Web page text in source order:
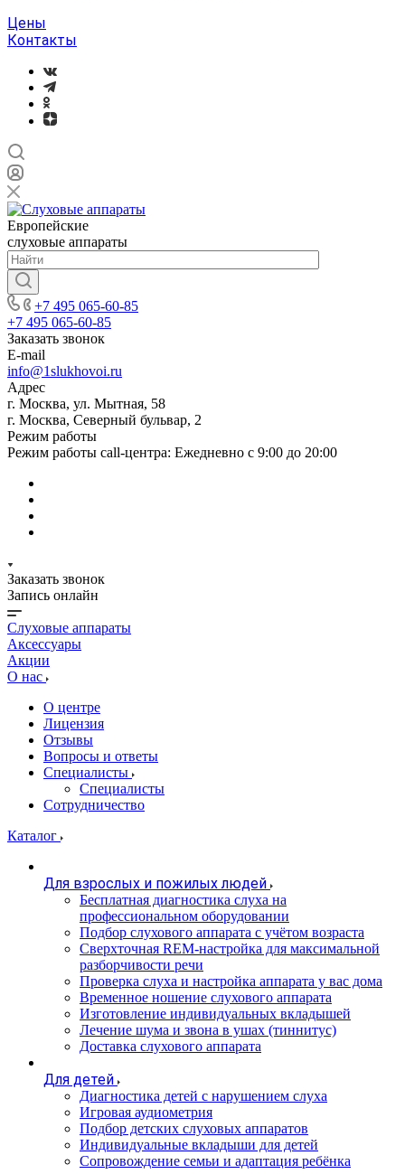
Цены
Контакты
Европейские
слуховые аппараты
+7 495 065-60-85
+7 495 065-60-85
Заказать звонок
E-mail
info@1slukhovoi.ru
Адрес
г. Москва, ул. Мытная, 58
г. Москва, Северный бульвар, 2
Режим работы
Режим работы call-центра: Ежедневно с 9:00 до 20:00
Заказать звонок
Запись онлайн
Слуховые аппараты
Аксессуары
Акции
О нас
О центре
Лицензия
Отзывы
Вопросы и ответы
Специалисты
Специалисты
Сотрудничество
Каталог
Для взрослых и пожилых людей
Бесплатная диагностика слуха на
профессиональном оборудовании
Подбор слухового аппарата с учётом возраста
Сверхточная REM-настройка для максимальной
разборчивости речи
Проверка слуха и настройка аппарата у вас дома
Временное ношение слухового аппарата
Изготовление индивидуальных вкладышей
Лечение шума и звона в ушах (тиннитус)
Доставка слухового аппарата
Для детей
Диагностика детей с нарушением слуха
Игровая аудиометрия
Подбор детских слуховых аппаратов
Индивидуальные вкладыши для детей
Сопровождение семьи и адаптация ребёнка